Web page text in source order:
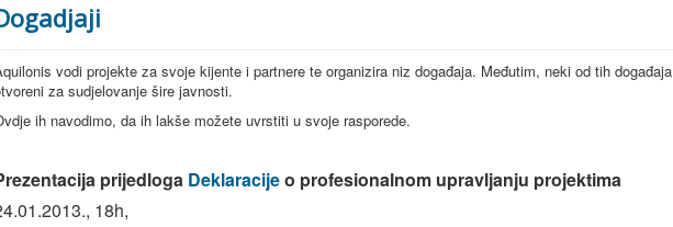
vodi projekte za svoje kijente i partnere te organizira niz događaja. Međutim, neki od tih događaja
za sudjelovanje šire javnosti.
ih navodimo, da ih lakše možete uvrstiti u svoje rasporede.
prijedloga Deklaracijeo profesionalnom upravljanju projektima
18h,